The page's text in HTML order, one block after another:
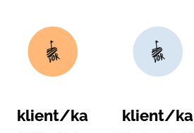
klient/ka klient/ka